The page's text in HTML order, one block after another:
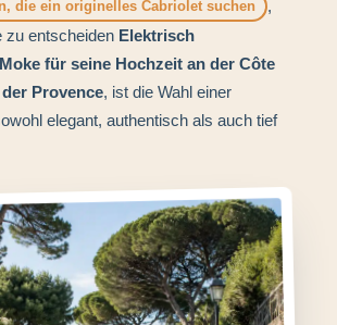
die ein originelles Cabriolet suchen
,
zu entscheiden Elektrisch
für seine Hochzeit an der Côte
Provence, ist die Wahl einer
elegant, authentisch als auch tief